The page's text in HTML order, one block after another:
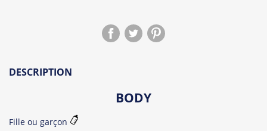
DESCRIPTION
BODY
Fille ou garçon